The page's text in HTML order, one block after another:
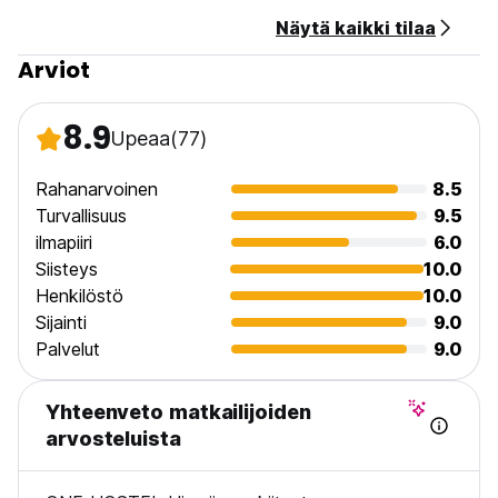
englanninkielisellä kirjoitusasulla samalla tavalla kuin
passissasi.
language)
Näytä kaikki tilaa
Arviot
8.9Upeaa(77)
Rahanarvoinen
8.5
Turvallisuus
9.5
ilmapiiri
6.0
Siisteys
10.0
Henkilöstö
10.0
Sijainti
9.0
Palvelut
9.0
Yhteenveto matkailijoiden
arvosteluista